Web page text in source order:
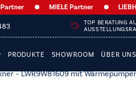
MIELE Partner LIEBHERR
TOP BERATUNG
PRODUKTE SHOWROOM ÜBER UNS
– LWR9W81609 mit